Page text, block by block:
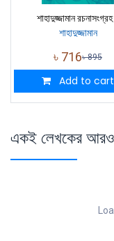
শাহাদুজ্জামান
শাহাদুজ্জামান
৳ 716৳895
Add to cart
একই লেখকের